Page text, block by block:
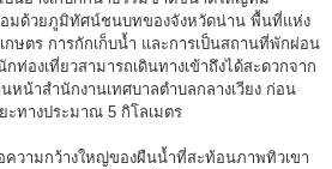
อมด้วยภูมิทัศน์ชนบทของจังหวัดน่าน พื้นที่แห่ง
ษตร การกักเก็บน้ำ และการเป็นสถานที่พักผ่อน
องเที่ยวสามารถเดินทางเข้าถึงได้สะดวกจาก
หน้าสำนักงานเทศบาลตำบลกลางเวียง ก่อน
ะทางประมาณ 5 กิโลเมตร
ความกว้างใหญ่ของผืนน้ำที่สะท้อนภาพทิวเขา